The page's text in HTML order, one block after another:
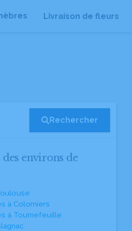
Livraison de fleurs
Rechercher
des environs de
à Colomiers
à Tournefeuille